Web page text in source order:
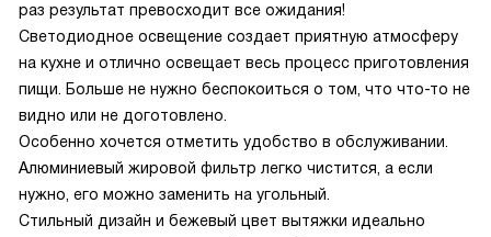
раз результат превосходит все ожидания!
Светодиодное освещение создает приятную атмосферу
на кухне и отлично освещает весь процесс приготовления
пищи. Больше не нужно беспокоиться о том, что что-то не
видно или не доготовлено.
Особенно хочется отметить удобство в обслуживании.
Алюминиевый жировой фильтр легко чистится, а если
нужно, его можно заменить на угольный.
Стильный дизайн и бежевый цвет вытяжки идеально